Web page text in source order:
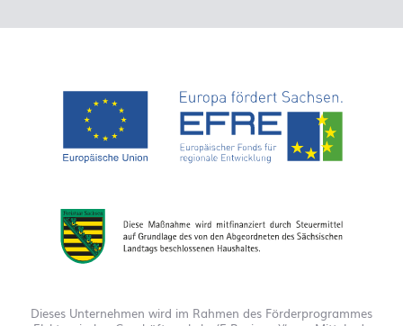
Dieses Unternehmen wird im Rahmen des Förderprogrammes